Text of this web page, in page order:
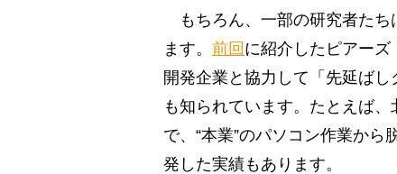
もちろん、一部の研究者たち
ます。 前回 に紹介したピアー
開発企業と協力して「先延ば
も知られています。たとえば
で、“本業”のパソコン作業か
発した実績もあります。